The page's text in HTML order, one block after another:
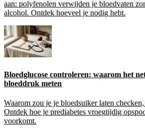
aan: polyfenolen verwijden je bloedvaten
alcohol. Ontdek hoeveel je nodig hebt.
Bloedglucose controleren: waarom het
bloeddruk meten
Waarom zou je je bloedsuiker laten
Ontdek hoe je prediabetes vroegtijdig
voorkomt.